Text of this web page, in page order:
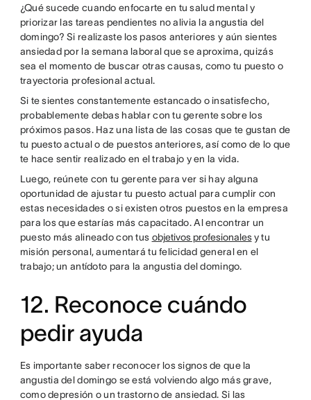
¿Qué sucede cuando enfocarte en tu salud mental y
priorizar las tareas pendientes no alivia la angustia del
domingo? Si realizaste los pasos anteriores y aún sientes
ansiedad por la semana laboral que se aproxima, quizás
sea el momento de buscar otras causas, como tu puesto o
trayectoria profesional actual.
Si te sientes constantemente estancado o insatisfecho,
probablemente debas hablar con tu gerente sobre los
próximos pasos. Haz una lista de las cosas que te gustan de
tu puesto actual o de puestos anteriores, así como de lo que
te hace sentir realizado en el trabajo y en la vida.
Luego, reúnete con tu gerente para ver si hay alguna
oportunidad de ajustar tu puesto actual para cumplir con
estas necesidades o si existen otros puestos en la empresa
para los que estarías más capacitado. Al encontrar un
puesto más alineado con tus objetivos profesionalesy tu
misión personal, aumentará tu felicidad general en el
trabajo; un antídoto para la angustia del domingo.
12. Reconoce cuándo
pedir ayuda
Es importante saber reconocer los signos de que la
angustia del domingo se está volviendo algo más grave,
como depresión o un trastorno de ansiedad. Si las